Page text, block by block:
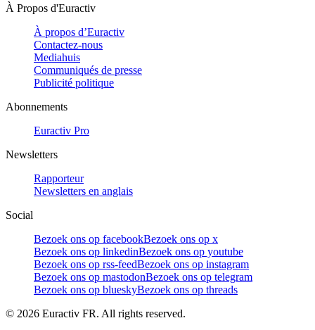
À Propos d'Euractiv
À propos d’Euractiv
Contactez-nous
Mediahuis
Communiqués de presse
Publicité politique
Abonnements
Euractiv Pro
Newsletters
Rapporteur
Newsletters en anglais
Social
Bezoek ons op facebookBezoek ons op x
Bezoek ons op linkedinBezoek ons op youtube
Bezoek ons op rss-feedBezoek ons op instagram
Bezoek ons op mastodonBezoek ons op telegram
Bezoek ons op blueskyBezoek ons op threads
© 2026 Euractiv FR. All rights reserved.